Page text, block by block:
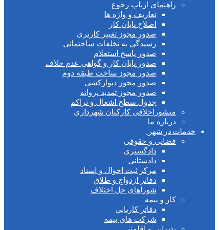
راهنمای ارباب رجوع
تعاریف و واژه ها
اصلاح پایان کار
صدور مجوز تغییر کاربری
رسیدگی به تخلفات ساختمانی
صدور پاسخ استعلام
صدور پایان کار و گواهی عدم خلاف
صدور مجوز ساخت طبقه دوم
صدور مجوز دیوارکشی
صدور مجوز تمدید پروانه
جدول سطح اشغال و تراکم
منشوراخلاقی کارکنان شهرداری
درباره ما
در شهر
قضایی و حقوقی
دادگستری
دادستانی
مرکز ثبت احوال و اسناد
دفاتر ازدواج و طلاق
شوراهای حل اختلاف
کار و بیمه
دفاتر کاریابی
شرکت های بیمه